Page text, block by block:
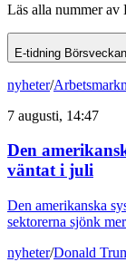
Läs alla nummer av
E-tidning Börsveckan
nyheter/
7 augusti, 14:47
Den
väntat i juli
Den amerikanska
sektorerna sjönk
nyheter/Donald